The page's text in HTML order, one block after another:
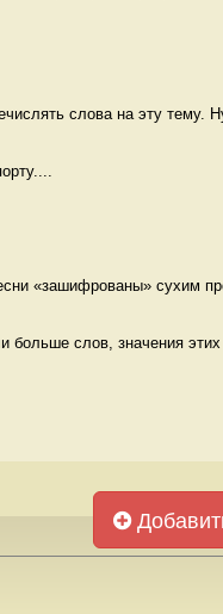
слова на эту тему.
«зашифрованы» сухим
больше слов, значения этих